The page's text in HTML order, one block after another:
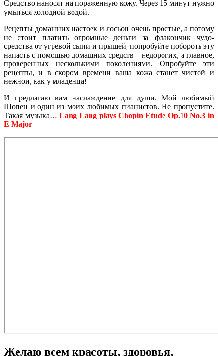
Средство наносят на пораженную кожу. Через 15 минут нужно
умыться холодной водой.
Рецепты домашних настоек и лосьон очень простые, а потому
не стоит платить огромные деньги за флакончик чудо-
средства от угревой сыпи и прыщей, попробуйте побороть эту
напасть с помощью домашних средств – недорогих, а главное,
проверенных несколькими поколениями. Опробуйте эти
рецепты, и в скором времени ваша кожа станет чистой и
нежной, как у младенца!
И предлагаю вам наслаждение для души. Мой любимый
Шопен и один из моих любимых пианистов. Не пропустите.
Такая музыка…Lang Lang plays Chopin Etude Op.10 No.3 in
E Major
Желаю всем красоты, здоровья,